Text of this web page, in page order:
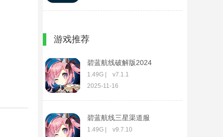
23.9M | v1.2.8.0 安卓版
游戏推荐
碧蓝航线破解版2024
1.49G | v7.1.1
2025-11-16
碧蓝航线三星渠道服
1.49G | v9.7.10